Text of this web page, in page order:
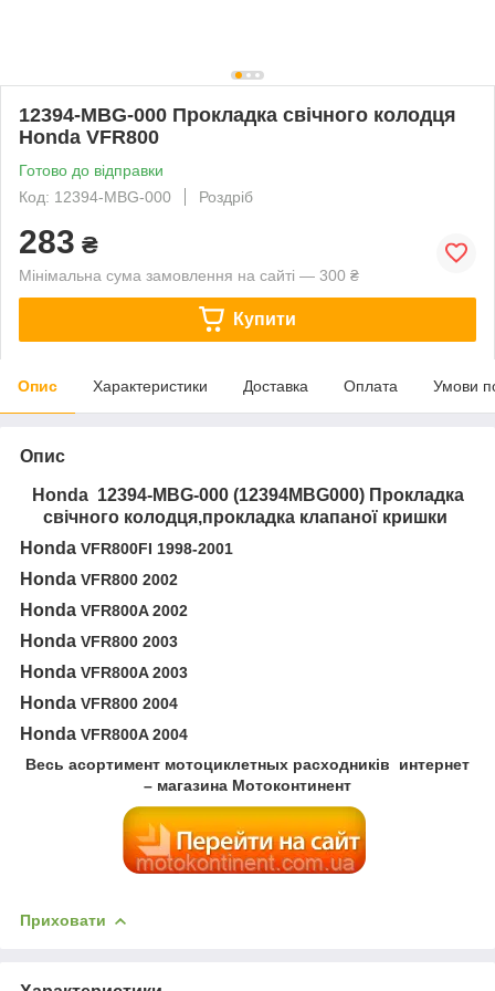
12394-MBG-000 Прокладка свічного колодця
Honda VFR800
Готово до відправки
Код: 12394-MBG-000
Роздріб
283 ₴
Мінімальна сума замовлення на сайті — 300 ₴
Купити
Опис Характеристики Доставка Оплата Умови
Опис
Honda 12394-MBG-000(12394MBG000) Прокладка
свічного колодця,прокладка клапаної кришки
Honda VFR800FI 1998-2001
Honda VFR800 2002
Honda VFR800A 2002
Honda VFR800 2003
Honda VFR800A 2003
Honda VFR800 2004
Honda VFR800A 2004
Весь асортимент мотоциклетных расходників
интернет
– магазина Мотоконтинент
Приховати